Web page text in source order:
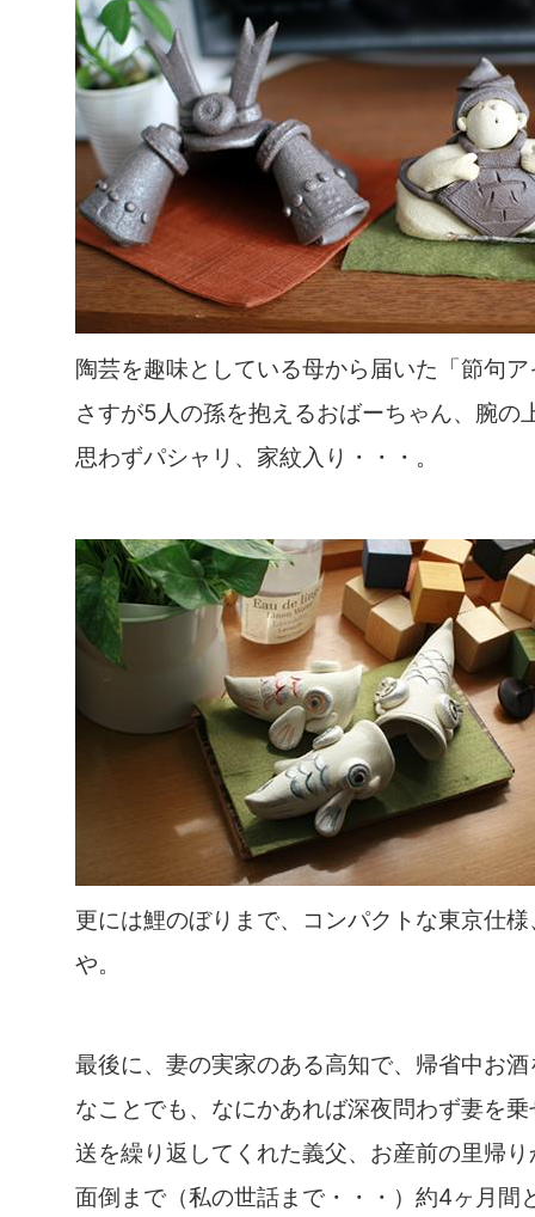
陶芸を趣味としている母から届いた「節句
さすが5人の孫を抱えるおばーちゃん、腕の
思わずパシャリ、家紋入り・・・。
更には鯉のぼりまで、コンパクトな東京仕
や。
最後に、妻の実家のある高知で、帰省中お
なことでも、なにかあれば深夜問わず妻を
送を繰り返してくれた義父、お産前の里帰
面倒まで（私の世話まで・・・）約4ヶ月間